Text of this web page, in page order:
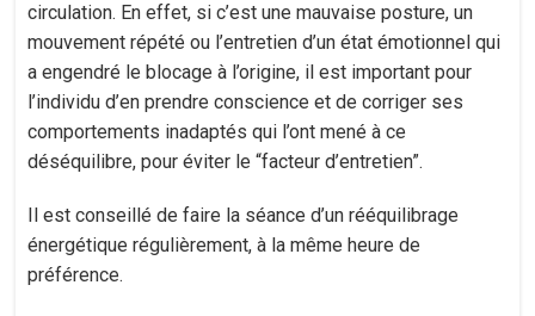
circulation. En effet, si c’est une mauvaise posture, un
mouvement répété ou l’entretien d’un état émotionnel qui
a engendré le blocage à l’origine, il est important pour
l’individu d’en prendre conscience et de corriger ses
comportements inadaptés qui l’ont mené à ce
déséquilibre, pour éviter le “facteur d’entretien”.
Il est conseillé de faire la séance d’un rééquilibrage
énergétique régulièrement, à la même heure de
préférence.